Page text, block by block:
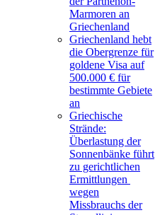
Marmoren an
Griechenland
Griechenland hebt
die Obergrenze für
goldene Visa auf
500.000 € für
bestimmte Gebiete
an
Griechische
Strände:
Überlastung der
Sonnenbänke führt
zu gerichtlichen
Ermittlungen
wegen
Missbrauchs der